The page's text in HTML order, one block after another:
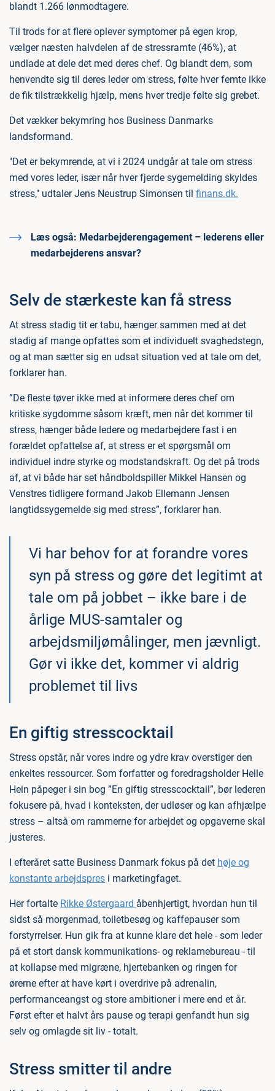
blandt 1.266 lønmodtagere.
Til trods for at flere oplever symptomer på egen krop,
vælger næsten halvdelen af de stressramte (46%), at
undlade at dele det med deres chef. Og blandt dem, som
henvendte sig til deres leder om stress, følte hver femte ikke
de fik tilstrækkelig hjælp, mens hver tredje følte sig grebet.
Det vækker bekymring hos Business Danmarks
landsformand.
"Det er bekymrende, at vi i 2024 undgår at tale om stress
med vores leder, især når hver fjerde sygemelding skyldes
stress," udtaler Jens Neustrup Simonsen til finans.dk.
Læs også: Medarbejderengagement – lederens eller
medarbejderens ansvar?
Selv de stærkeste kan få stress
At stress stadig tit er tabu, hænger sammen med at det
stadig af mange opfattes som et individuelt svaghedstegn,
og at man sætter sig en udsat situation ved at tale om det,
forklarer han.
”De fleste tøver ikke med at informere deres chef om
kritiske sygdomme såsom kræft, men når det kommer til
stress, hænger både ledere og medarbejdere fast i en
forældet opfattelse af, at stress er et spørgsmål om
individuel indre styrke og modstandskraft. Og det på trods
af, at vi både har set håndboldspiller Mikkel Hansen og
Venstres tidligere formand Jakob Ellemann Jensen
langtidssygemelde sig med stress”, forklarer han.
Vi har behov for at forandre vores
syn på stress og gøre det legitimt at
tale om på jobbet – ikke bare i de
årlige MUS-samtaler og
arbejdsmiljømålinger, men jævnligt.
Gør vi ikke det, kommer vi aldrig
problemet til livs
En giftig stresscocktail
Stress opstår, når vores indre og ydre krav overstiger den
enkeltes ressourcer. Som forfatter og foredragsholder Helle
Hein påpeger i sin bog ”En giftig stresscocktail”, bør lederen
fokusere på, hvad i konteksten, der udløser og kan afhjælpe
stress – altså om rammerne for arbejdet og opgaverne skal
justeres.
I efteråret satte Business Danmark fokus på det høje og
konstante arbejdspres i marketingfaget.
Her fortalte Rikke Østergaard åbenhjertigt, hvordan hun til
sidst så morgenmad, toiletbesøg og kaffepauser som
forstyrrelser. Hun gik fra at kunne klare det hele - som leder
på et stort dansk kommunikations- og reklamebureau - til
at kollapse med migræne, hjertebanken og ringen for
ørerne efter at have kørt i overdrive på adrenalin,
performanceangst og store ambitioner i mere end et år.
Først efter et halvt års pause og terapi genfandt hun sig
selv og omlagde sit liv - totalt.
Stress smitter til andre